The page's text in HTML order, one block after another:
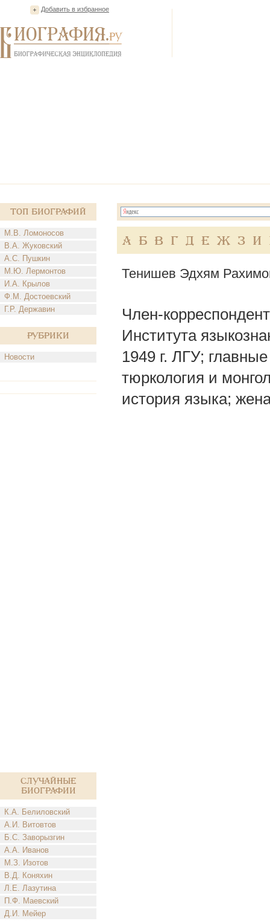
Добавить в избранное
Топ Биографий
М.В. Ломоносов
В.А. Жуковский
А.С. Пушкин
М.Ю. Лермонтов
И.А. Крылов
Ф.М. Достоевский
Г.Р. Державин
Рубрики
Новости
Случайные
биографии
К.А. Белиловский
А.И. Витовтов
Б.С. Заворызгин
А.А. Иванов
М.З. Изотов
В.Д. Коняхин
Л.Е. Лазутина
П.Ф. Маевский
Д.И. Мейер
А Б В Г Д Е Ж З И
Тенишев Эдхям
Член-
Института
1949 г. ЛГУ;
тюркология и
история языка;